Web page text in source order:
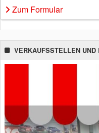
Zum Formular
VERKAUFSSTELLEN